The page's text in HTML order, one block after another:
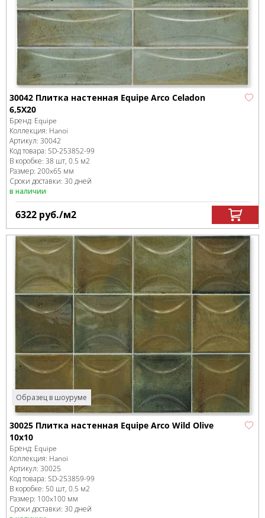
30042 Плитка настенная Equipe Arco Celadon
6,5X20
Бренд: Equipe
Коллекция: Hanoi
Артикул: 30042
Код товара: SD-253852-99
В коробке: 38 шт, 0.5 м2
Размер: 200x65 мм
Сроки доставки: 30 дней
в наличии
6322 руб./м2
Образец в шоуруме
30025 Плитка настенная Equipe Arco Wild Olive
10х10
Бренд: Equipe
Коллекция: Hanoi
Артикул: 30025
Код товара: SD-253859-99
В коробке: 50 шт, 0.5 м2
Размер: 100x100 мм
Сроки доставки: 30 дней